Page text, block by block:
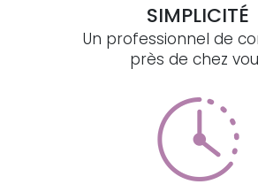
SIMPLICITÉ
Un professionnel de
près de chez